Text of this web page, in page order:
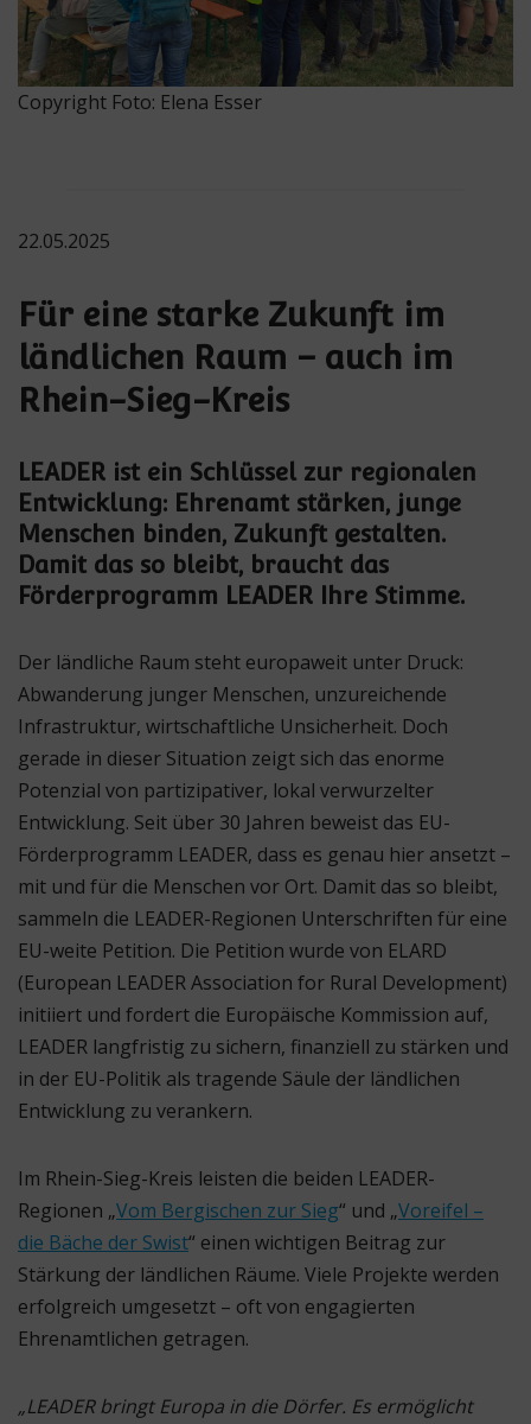
Copyright Foto: Elena Esser
22.05.2025
Für eine starke Zukunft im
ländlichen Raum – auch im
Rhein-Sieg-Kreis
LEADER ist ein Schlüssel zur regionalen
Entwicklung: Ehrenamt stärken, junge
Menschen binden, Zukunft gestalten.
Damit das so bleibt, braucht das
Förderprogramm LEADER Ihre Stimme.
Der ländliche Raum steht europaweit unter Druck:
Abwanderung junger Menschen, unzureichende
Infrastruktur, wirtschaftliche Unsicherheit. Doch
gerade in dieser Situation zeigt sich das enorme
Potenzial von partizipativer, lokal verwurzelter
Entwicklung. Seit über 30 Jahren beweist das EU-
Förderprogramm LEADER, dass es genau hier ansetzt –
mit und für die Menschen vor Ort. Damit das so bleibt,
sammeln die LEADER-Regionen Unterschriften für eine
EU-weite Petition. Die Petition wurde von ELARD
(European LEADER Association for Rural Development)
initiiert und fordert die Europäische Kommission auf,
LEADER langfristig zu sichern, finanziell zu stärken und
in der EU-Politik als tragende Säule der ländlichen
Entwicklung zu verankern.
Im Rhein-Sieg-Kreis leisten die beiden LEADER-
Regionen „Vom Bergischen zur Sieg“ und „Voreifel –
die Bäche der Swist“ einen wichtigen Beitrag zur
Stärkung der ländlichen Räume. Viele Projekte werden
erfolgreich umgesetzt – oft von engagierten
Ehrenamtlichen getragen.
„LEADER bringt Europa in die Dörfer. Es ermöglicht